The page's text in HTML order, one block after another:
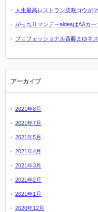
人生最高レストラン柴咲コウが
がっちりマンデーaideaはAAカ
プロフェッショナル斎藤まゆキ
アーカイブ
2021年8月
2021年7月
2021年5月
2021年4月
2021年3月
2021年2月
2021年1月
2020年12月